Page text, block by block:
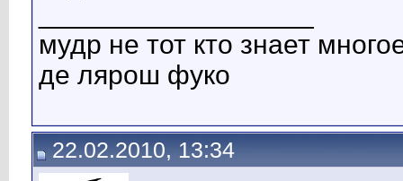
мудр не тот кто знает
де лярош фуко
22.02.2010, 13:34